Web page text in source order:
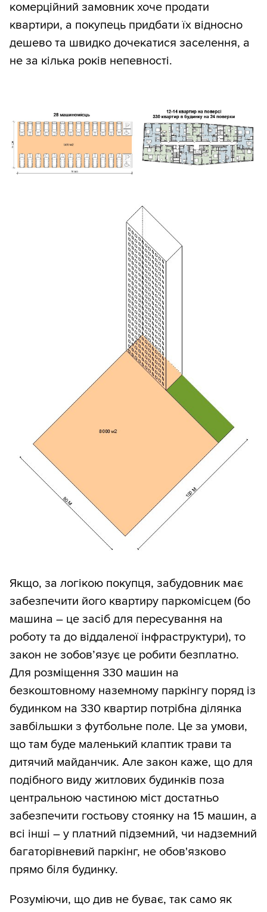
комерційний замовник хоче продати
квартири, а покупець придбати їх відносно
дешево та швидко дочекатися заселення, а
не за кілька років непевності.
Якщо, за логікою покупця, забудовник має
забезпечити його квартиру паркомісцем (бо
машина – це засіб для пересування на
роботу та до віддаленої інфраструктури), то
закон не зобов’язує це робити безплатно.
Для розміщення 330 машин на
безкоштовному наземному паркінгу поряд із
будинком на 330 квартир потрібна ділянка
завбільшки з футбольне поле. Це за умови,
що там буде маленький клаптик трави та
дитячий майданчик. Але закон каже, що для
подібного виду житлових будинків поза
центральною частиною міст достатньо
забезпечити гостьову стоянку на 15 машин, а
всі інші – у платний підземний, чи надземний
багаторівневий паркінг, не обов'язково
прямо біля будинку.
Розуміючи, що див не буває, так само як